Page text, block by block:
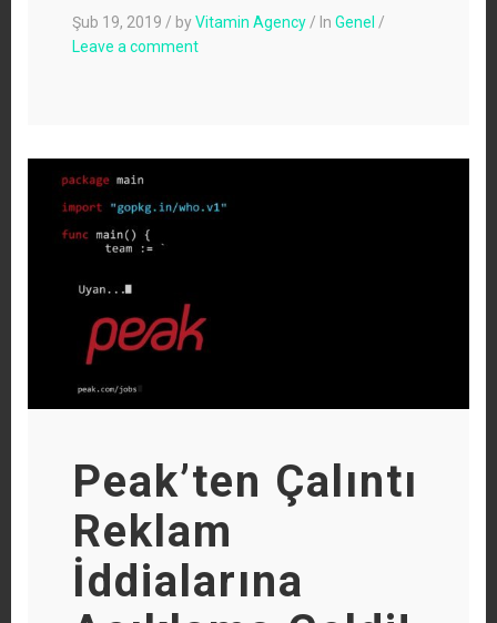
Şub 19, 2019 / byVitamin Agency / In Genel /
Leave a comment
Peak’ten Çalıntı
Reklam
İddialarına